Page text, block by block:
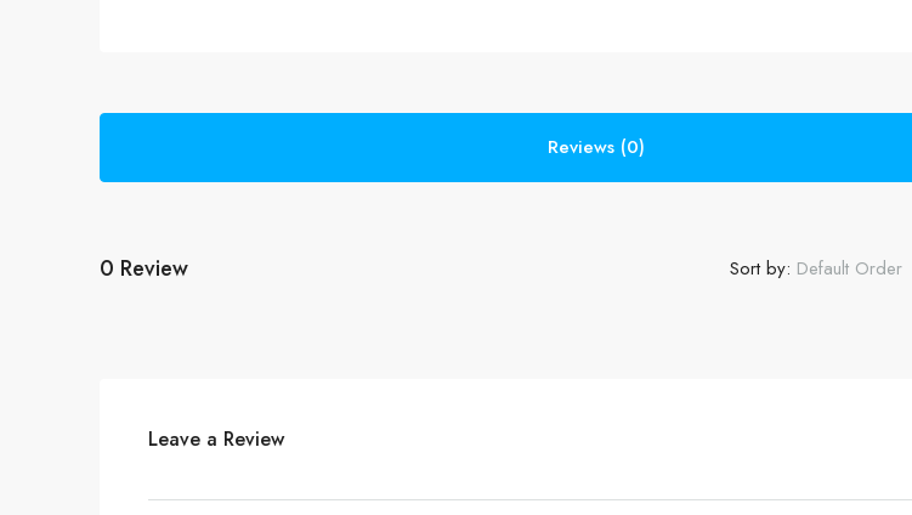
Reviews (0)
0 Review Sort by: Default Order
Leave a Review